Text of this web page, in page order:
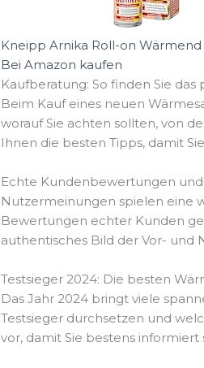
Kneipp Arnika Roll-on Wärmend
Bei Amazon kaufen
Kaufberatung: So finden Sie das
Beim Kauf eines neuen
worauf Sie achten sollten, von
Ihnen die besten Tipps, damit
Echte Kundenbewertungen und
Nutzermeinungen spielen eine
Bewertungen echter Kunden
authentisches Bild der Vor- und
Testsieger 2024: Die besten
Das Jahr 2024 bringt viele
Testsieger durchsetzen und
vor, damit Sie bestens informiert